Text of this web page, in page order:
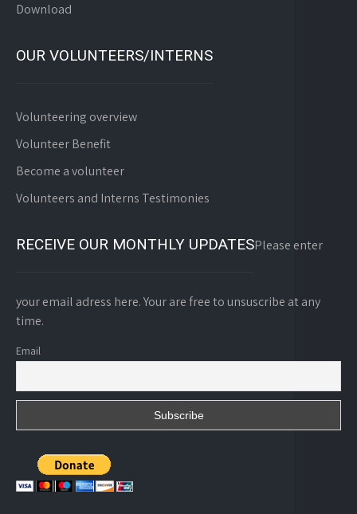
Download
OUR VOLUNTEERS/INTERNS
Volunteering overview
Volunteer Benefit
Become a volunteer
Volunteers and Interns Testimonies
RECEIVE OUR MONTHLY UPDATESPlease enter
your email adress here. Your are free to unsuscribe at any
time.
Email